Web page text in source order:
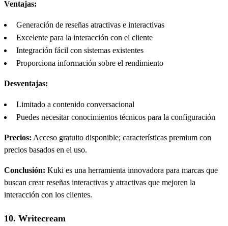
Ventajas:
Generación de reseñas atractivas e interactivas
Excelente para la interacción con el cliente
Integración fácil con sistemas existentes
Proporciona información sobre el rendimiento
Desventajas:
Limitado a contenido conversacional
Puedes necesitar conocimientos técnicos para la configuración
Precios: Acceso gratuito disponible; características premium con
precios basados en el uso.
Conclusión: Kuki es una herramienta innovadora para marcas que
buscan crear reseñas interactivas y atractivas que mejoren la
interacción con los clientes.
10. Writecream